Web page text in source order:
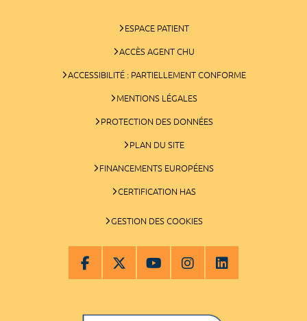
ESPACE PATIENT
ACCÈS AGENT CHU
ACCESSIBILITÉ : PARTIELLEMENT CONFORME
MENTIONS LÉGALES
PROTECTION DES DONNÉES
PLAN DU SITE
FINANCEMENTS EUROPÉENS
CERTIFICATION HAS
GESTION DES COOKIES